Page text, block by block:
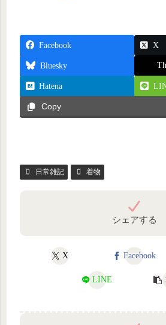
Facebook X
Bluesky
Hatena
Copy
日常雑記 着物
シェアする
X Facebook
LINE